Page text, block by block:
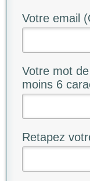
Votre email
Votre mot
moins 6
Retapez